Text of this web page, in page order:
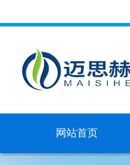
网站首页